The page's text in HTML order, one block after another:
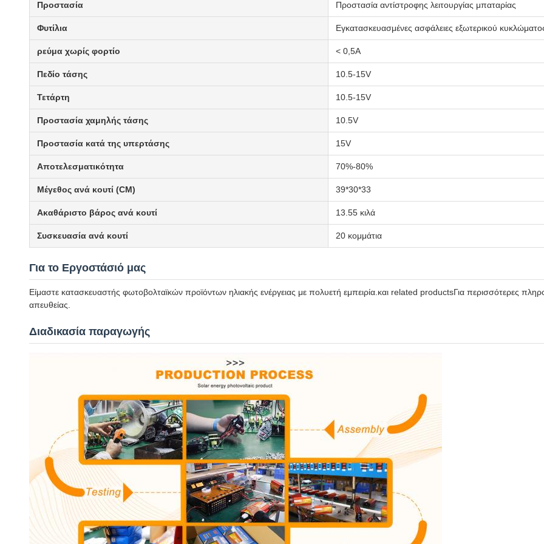
Προστασία Προστασία αντίστροφης λειτουργίας μπαταρίας
Φυτίλια Εγκατασκευασμένες ασφάλειες εξωτερικού
ρεύμα χωρίς φορτίο < 0,5A
Πεδίο τάσης 10.5-15V
Τετάρτη 10.5-15V
Προστασία χαμηλής τάσης 10.5V
Προστασία κατά της υπερτάσης 15V
Αποτελεσματικότητα 70%-80%
Μέγεθος ανά κουτί (CM) 39*30*33
Ακαθάριστο βάρος ανά κουτί 13.55 κιλά
Συσκευασία ανά κουτί 20 κομμάτια
Για το Εργοστάσιό μας
Είμαστε κατασκευαστής φωτοβολταϊκών προϊόντων ηλιακής ενέργειας με πολυετή εμπειρία.και related productsΓια περισσότερες
απευθείας.
Διαδικασία παραγωγής